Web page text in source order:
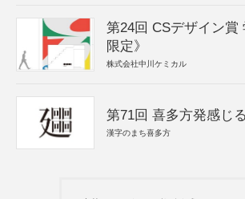
第24回 CSデザイン賞
限定》
株式会社中川ケミカル
第71回 喜多方発感じ
漢字のまち喜多方